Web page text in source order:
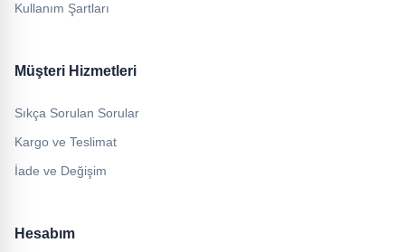
Kullanım Şartları
Müşteri Hizmetleri
Sıkça Sorulan Sorular
Kargo ve Teslimat
İade ve Değişim
Hesabım